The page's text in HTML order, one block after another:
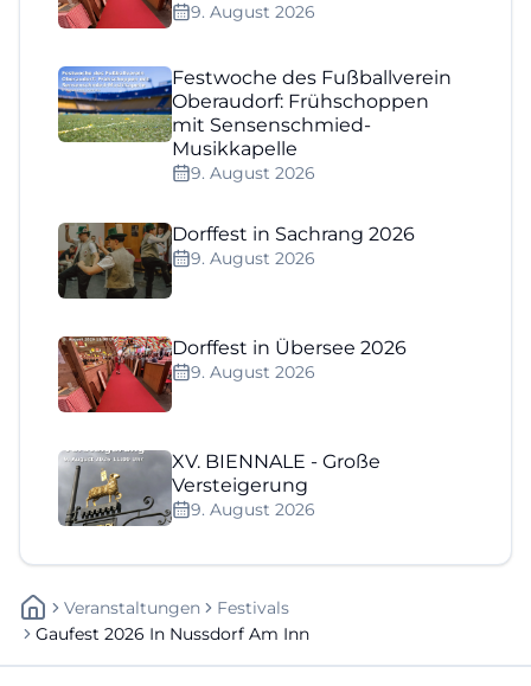
9. August 2026
Festwoche des Fußballverein
Oberaudorf: Frühschoppen
mit Sensenschmied-
Musikkapelle
9. August 2026
Dorffest in Sachrang 2026
9. August 2026
Dorffest in Übersee 2026
9. August 2026
XV. BIENNALE - Große
Versteigerung
9. August 2026
Veranstaltungen
Festivals
Gaufest 2026 In Nussdorf Am Inn